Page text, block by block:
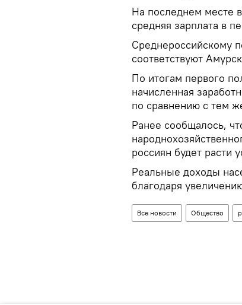
На последнем месте
средняя зарплата в
Среднероссийскому
соответствуют
По итогам первого
начисленная
по сравнению с тем
Ранее сообщалось,
россиян будет
Реальные доходы
благодаря
Все новости Общество